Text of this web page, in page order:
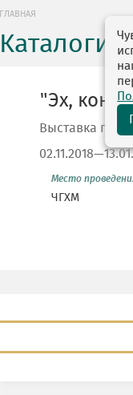
ГЛАВНАЯ
Каталоги
"Эх,
Выставка
Место
ЧГХМ